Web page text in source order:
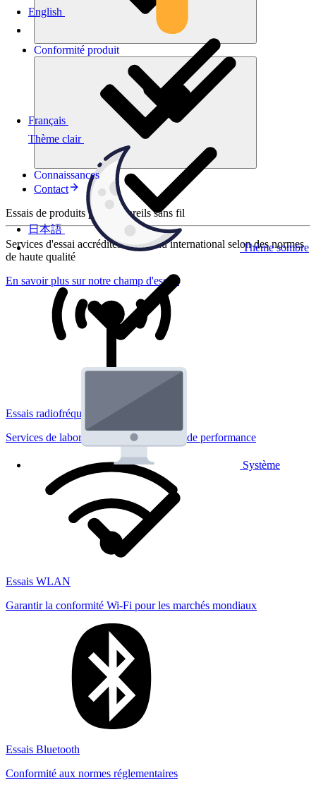
Thème clair
Thème sombre
Système
English
Français
日本語
Conformité produit
Connaissances
Contact
Essais de produits pour appareils sans fil
Services d'essai accrédités au niveau international selon des normes
de haute qualité
En savoir plus sur notre champ d'essais
Essais radiofréquences
Services de laboratoire réglementaires et de performance
Essais WLAN
Garantir la conformité Wi-Fi pour les marchés mondiaux
Essais Bluetooth
Conformité aux normes réglementaires